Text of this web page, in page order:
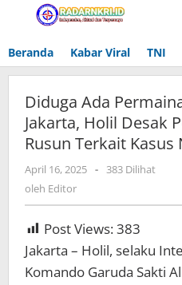
Lewati
Beranda Kabar Viral TNI
Diduga Ada
Jakarta, Holil Desak
Rusun Terkait Kasus
April 16, 2025 oleh
- 383 Dilihat
oleh Editor
Post Views:383
Jakarta – Holil, selaku
Komando Garuda Sakti